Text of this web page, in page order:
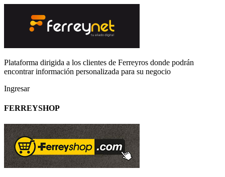
Plataforma dirigida a los clientes de Ferreyros donde podrán
encontrar información personalizada para su negocio
Ingresar
FERREYSHOP